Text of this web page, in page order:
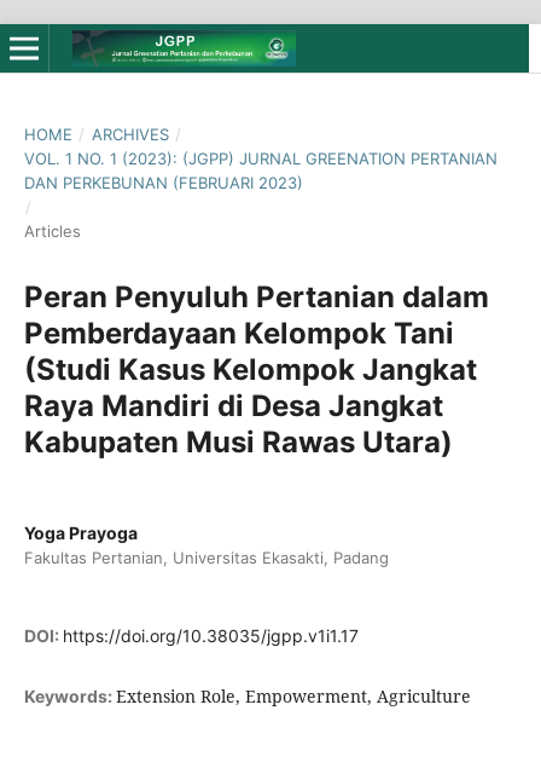
HOME / ARCHIVES /
VOL. 1 NO. 1 (2023): (JGPP) JURNAL GREENATION PERTANIAN
DAN PERKEBUNAN (FEBRUARI 2023)
/
Articles
Peran Penyuluh Pertanian dalam
Pemberdayaan Kelompok Tani
(Studi Kasus Kelompok Jangkat
Raya Mandiri di Desa Jangkat
Kabupaten Musi Rawas Utara)
Yoga Prayoga
Fakultas Pertanian, Universitas Ekasakti, Padang
DOI: https://doi.org/10.38035/jgpp.v1i1.17
Keywords: Extension Role, Empowerment, Agriculture